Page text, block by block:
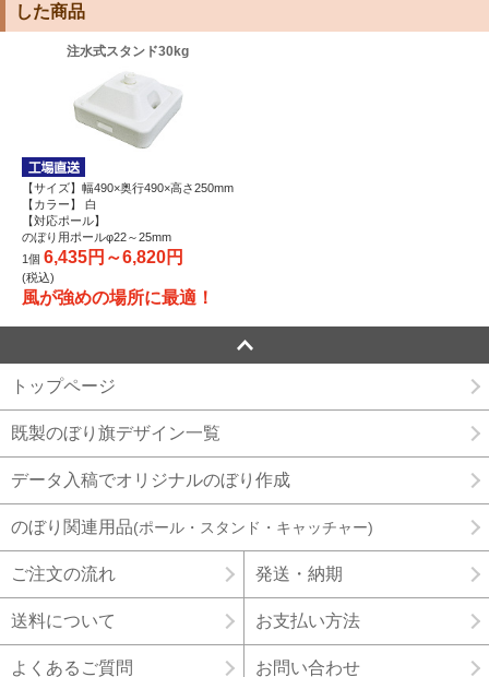
した商品
注水式スタンド30kg
【サイズ】幅490×奥行490×高さ250mm
【カラー】 白
【対応ポール】
のぼり用ポールφ22～25mm
1個 6,435円～6,820円
(税込)
風が強めの場所に最適！
トップページ
既製のぼり旗デザイン一覧
データ入稿でオリジナルのぼり作成
のぼり関連用品(ポール・スタンド・キャッチャー)
ご注文の流れ 発送・納期
送料について お支払い方法
よくあるご質問 お問い合わせ